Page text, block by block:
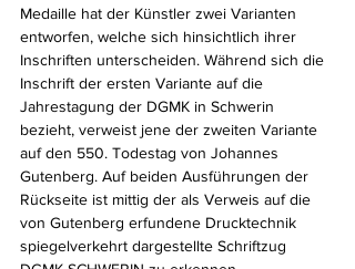
Medaille hat der Künstler zwei Varianten
entworfen, welche sich hinsichtlich ihrer
Inschriften unterscheiden. Während sich die
Inschrift der ersten Variante auf die
Jahrestagung der DGMK in Schwerin
bezieht, verweist jene der zweiten Variante
auf den 550. Todestag von Johannes
Gutenberg. Auf beiden Ausführungen der
Rückseite ist mittig der als Verweis auf die
von Gutenberg erfundene Drucktechnik
spiegelverkehrt dargestellte Schriftzug